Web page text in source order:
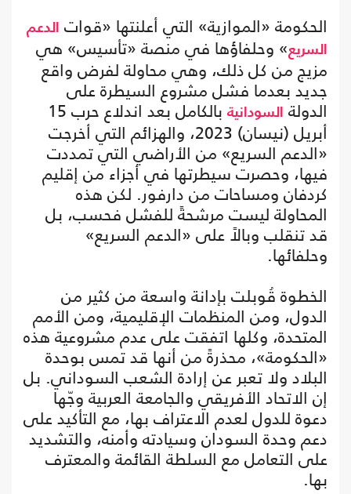
الحكومة «الموازية» التي أعلنتها «قوات
الدعم
السريع» وحلفاؤها في منصة «تأسيس» هي
مزيج من كل ذلك، وهي محاولة لفرض واقع
جديد بعدما فشل مشروع السيطرة على
الدولة السودانية
بالكامل بعد اندلاع حرب 15
أبريل (نيسان) 2023، والهزائم التي أخرجت
«الدعم السريع» من الأراضي التي تمددت
فيها، وحصرت سيطرتها في أجزاء من إقليم
كردفان ومساحات من دارفور. لكن هذه
المحاولة ليست مرشحةً للفشل فحسب، بل
قد تنقلب وبالاً على «الدعم السريع»
وحلفائها.
الخطوة قُوبلت بإدانة واسعة من كثير من
الدول، ومن المنظمات الإقليمية، ومن الأمم
المتحدة، وكلها اتفقت على عدم مشروعية هذه
«الحكومة»، محذرةً من أنها قد تمس بوحدة
البلاد ولا تعبر عن إرادة الشعب السوداني. بل
إن الاتحاد الأفريقي والجامعة العربية وجّها
دعوة للدول لعدم الاعتراف بها، مع التأكيد على
دعم وحدة السودان وسيادته وأمنه، والتشديد
على التعامل مع السلطة القائمة والمعترف
بها.